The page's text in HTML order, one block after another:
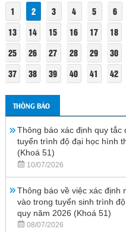
1 2 3 4 5 6
13
14 15 16 17 18
25
26 27 28 29 30
37
38 39 40 41 42
THÔNG BÁO
Thông báo xác định quy
tuyển trình độ đại học hình
(Khoá 51)
10/07/2026
Thông báo về việc xác định
vào trong tuyển sinh trình
quy năm 2026 (Khoá 51)
08/07/2026